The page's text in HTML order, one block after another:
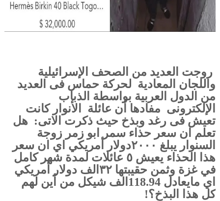
روجت العديد من الصحف الإسرائيلية
واللجان المعادية لحركة حماس فى العديد
من الدول العربية بواسطة الذباب
الإلكترونى مفادها أن عائلة الأنوار كانت
تعيش فى رغد وبذخ حيث ذكرت الاتى: هل
تعلم ان سعر حذاء سمر ابو زمر زوجة
السنوار يبلغ ٢٠٠٠دولار أمريكي اي ان سعر
هذا الحذاء يعيش ٥ عائلات لمدة شهر كامل
في غزة وثمن حقيبتها ٣٢الف دولار أمريكي
اي مايعادل 118.94الف شيكل من أين لهم
كل هذا البذخ؟!